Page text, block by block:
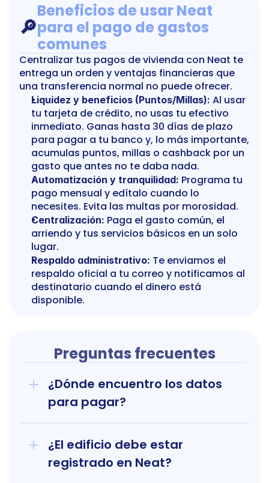
🔎
Beneficios de usar Neat
para el pago de gastos
comunes
Centralizar tus pagos de vivienda con Neat te
entrega un orden y ventajas financieras que
una transferencia normal no puede ofrecer.
Liquidez y beneficios (Puntos/Millas): Al usar
tu tarjeta de crédito, no usas tu efectivo
inmediato. Ganas hasta 30 días de plazo
para pagar a tu banco y, lo más importante,
acumulas puntos, millas o cashback por un
gasto que antes no te daba nada.
Automatización y tranquilidad: Programa tu
pago mensual y edítalo cuando lo
necesites. Evita las multas por morosidad.
Centralización: Paga el gasto común, el
arriendo y tus servicios básicos en un solo
lugar.
Respaldo administrativo: Te enviamos el
respaldo oficial a tu correo y notificamos al
destinatario cuando el dinero está
disponible.
Preguntas frecuentes
¿Dónde encuentro los datos
para pagar?
¿El edificio debe estar
registrado en Neat?